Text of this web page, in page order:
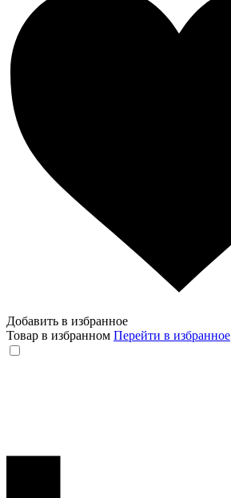
Добавить в избранное
Товар в избранном Перейти в избранное